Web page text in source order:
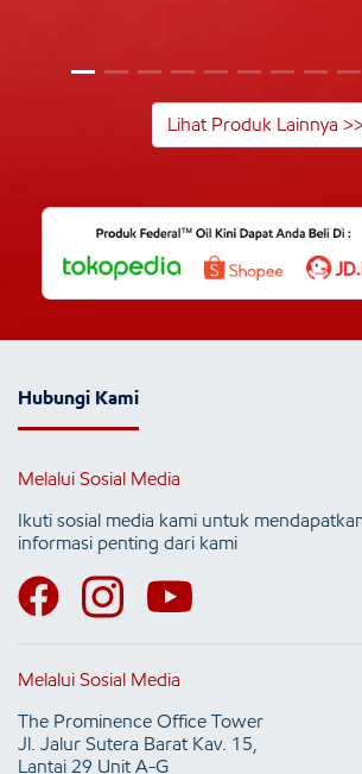
Lihat Produk Lainnya
Hubungi Kami
Melalui Sosial Media
Ikuti sosial media kami untuk
informasi penting dari kami
Melalui Sosial Media
The Prominence Office Tower
Jl. Jalur Sutera Barat Kav. 15,
Lantai 29 Unit A-G